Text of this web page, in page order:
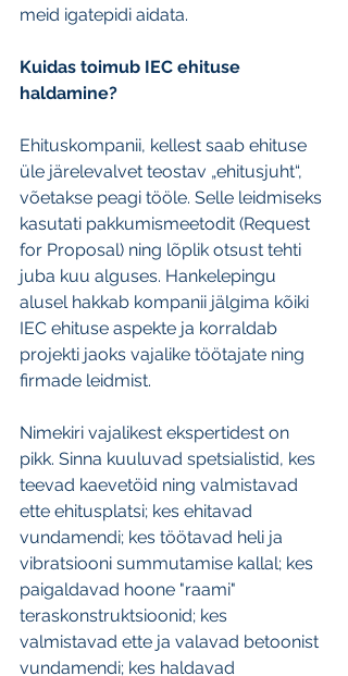
meid igatepidi aidata.
Kuidas toimub IEC ehituse
haldamine?
Ehituskompanii, kellest saab ehituse
üle järelevalvet teostav „ehitusjuht“,
võetakse peagi tööle. Selle leidmiseks
kasutati pakkumismeetodit (Request
for Proposal) ning lõplik otsust tehti
juba kuu alguses. Hankelepingu
alusel hakkab kompanii jälgima kõiki
IEC ehituse aspekte ja korraldab
projekti jaoks vajalike töötajate ning
firmade leidmist.
Nimekiri vajalikest ekspertidest on
pikk. Sinna kuuluvad spetsialistid, kes
teevad kaevetöid ning valmistavad
ette ehitusplatsi; kes ehitavad
vundamendi; kes töötavad heli ja
vibratsiooni summutamise kallal; kes
paigaldavad hoone "raami"
teraskonstruktsioonid; kes
valmistavad ette ja valavad betoonist
vundamendi; kes haldavad